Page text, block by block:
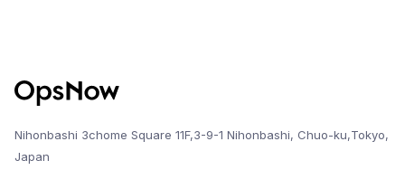
Nihonbashi 3chome Square 11F,3-9-1 Nihonbashi, Chuo-ku,Tokyo,
Japan